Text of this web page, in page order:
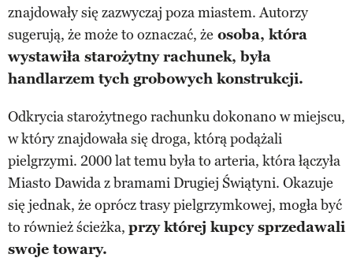
znajdowały się zazwyczaj poza miastem. Autorzy
sugerują, że może to oznaczać, że osoba, która
wystawiła starożytny rachunek, była
handlarzem tych grobowych konstrukcji.
Odkrycia starożytnego rachunku dokonano w miejscu,
w który znajdowała się droga, którą podążali
pielgrzymi. 2000 lat temu była to arteria, która łączyła
Miasto Dawida z bramami Drugiej Świątyni. Okazuje
się jednak, że oprócz trasy pielgrzymkowej, mogła być
to również ścieżka, przy której kupcy sprzedawali
swoje towary.